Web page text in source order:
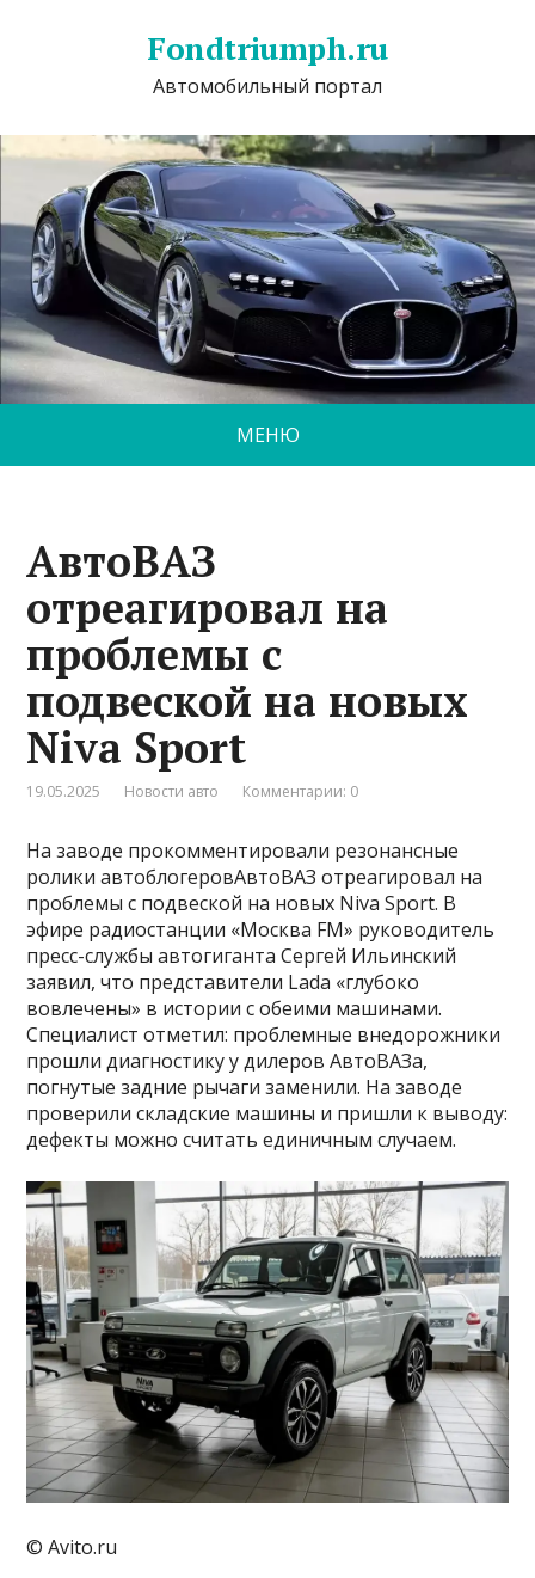
Fondtriumph.ru
Автомобильный портал
МЕНЮ
АвтоВАЗ
отреагировал на
проблемы с
подвеской на новых
Niva Sport
19.05.2025 Новости авто Комментарии: 0
На заводе прокомментировали резонансные
ролики автоблогеровАвтоВАЗ отреагировал на
проблемы с подвеской на новых Niva Sport. В
эфире радиостанции «Москва FM» руководитель
пресс-службы автогиганта Сергей Ильинский
заявил, что представители Lada «глубоко
вовлечены» в истории с обеими машинами.
Специалист отметил: проблемные внедорожники
прошли диагностику у дилеров АвтоВАЗа,
погнутые задние рычаги заменили. На заводе
проверили складские машины и пришли к выводу:
дефекты можно считать единичным случаем.
© Avito.ru